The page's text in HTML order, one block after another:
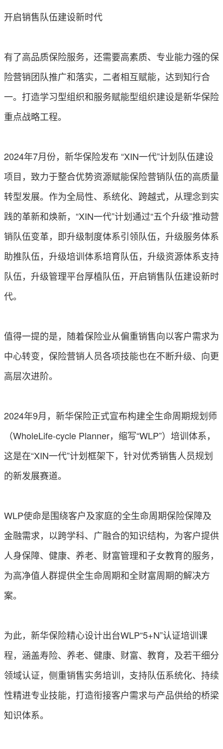
开启销售队伍建设新时代
有了高品质保险服务，还需要高素质、专业能力强的保
险营销团队推广和落实，二者相互赋能，达到知行合
一。打造学习型组织和服务赋能型组织建设是新华保险
重点战略工程。
2024年7月份，新华保险发布 “XIN一代”计划队伍建设
项目，致力于整合优势资源赋能保险营销队伍的高质量
转型发展。作为全局性、系统化、跨越式，从理念到实
践的革新和焕新，“XIN一代”计划通过“五个升级”推动营
销队伍变革，即升级制度体系引领队伍，升级服务体系
助推队伍，升级培训体系培育队伍，升级资源体系支持
队伍，升级管理平台厚植队伍，开启销售队伍建设新时
代。
值得一提的是，随着保险业从偏重销售向以客户需求为
中心转变，保险营销人员各项技能也在不断升级、向更
高层次进阶。
2024年9月，新华保险正式宣布构建全生命周期规划师
（WholeLife-cycle Planner，缩写“WLP”）培训体系，
这是在“XIN一代”计划框架下，针对优秀销售人员规划
的新发展赛道。
WLP使命是围绕客户及家庭的全生命周期保险保障及
金融需求，以跨学科、广融合的知识结构，为客户提供
人身保障、健康、养老、财富管理和子女教育的服务，
为高净值人群提供全生命周期和全财富周期的解决方
案。
为此，新华保险精心设计出台WLP“5+N”认证培训课
程，涵盖寿险、养老、健康、财富、教育，及若干细分
领域认证，侧重销售实务培训，支持队伍系统化、持续
性精进专业技能，打造衔接客户需求与产品供给的桥梁
知识体系。